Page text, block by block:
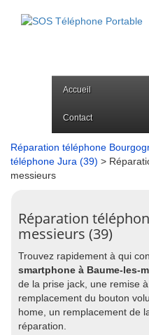
Accueil
Contact
Réparation téléphone
téléphone Jura (39) >
messieurs
Réparation
messieurs (39)
Trouvez rapidement à qui
smartphone à Baume-les-
de la prise jack, une remise
remplacement du bouton
home, un remplacement de
réparation.